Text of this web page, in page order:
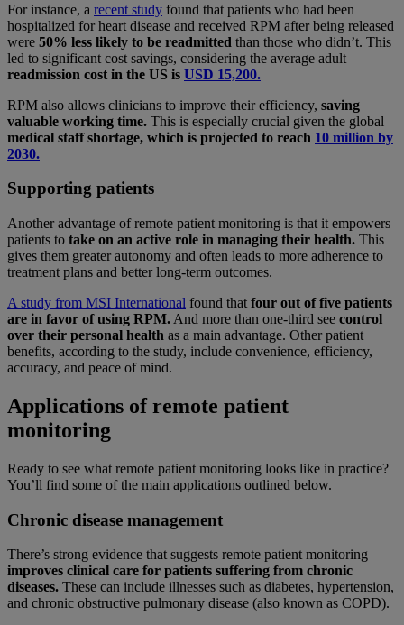
For instance, a recent study found that patients who had been
hospitalized for heart disease and received RPM after being released
were 50% less likely to be readmitted than those who didn’t. This
led to significant cost savings, considering the average adult
readmission cost in the US is USD 15,200.
RPM also allows clinicians to improve their efficiency, saving
valuable working time. This is especially crucial given the global
medical staff shortage, which is projected to reach 10 million by
2030.
Supporting patients
Another advantage of remote patient monitoring is that it empowers
patients to take on an active role in managing their health. This
gives them greater autonomy and often leads to more adherence to
treatment plans and better long-term outcomes.
A study from MSI International found that four out of five patients
are in favor of using RPM. And more than one-third see control
over their personal health as a main advantage. Other patient
benefits, according to the study, include convenience, efficiency,
accuracy, and peace of mind.
Applications of remote patient
monitoring
Ready to see what remote patient monitoring looks like in practice?
You’ll find some of the main applications outlined below.
Chronic disease management
There’s strong evidence that suggests remote patient monitoring
improves clinical care for patients suffering from chronic
diseases. These can include illnesses such as diabetes, hypertension,
and chronic obstructive pulmonary disease (also known as COPD).